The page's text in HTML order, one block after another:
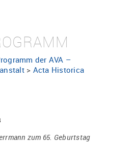
der AVA –
> Acta Historica
zum 65. Geburtstag